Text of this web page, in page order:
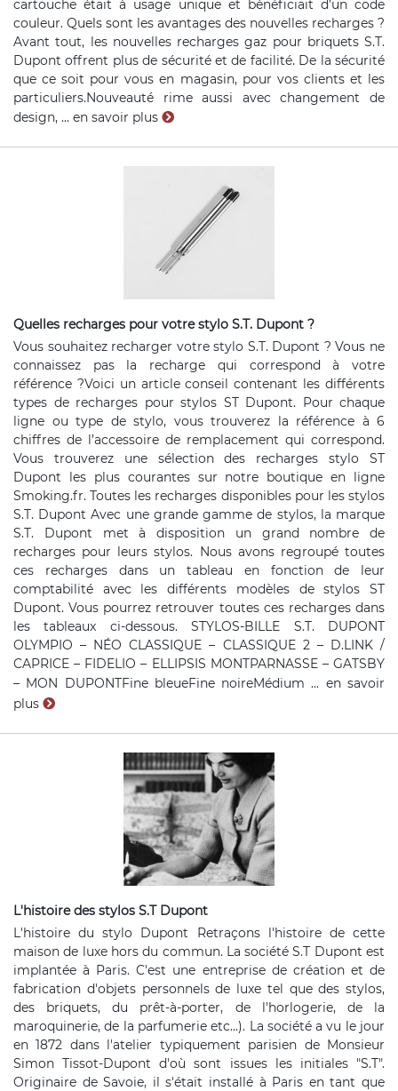
cartouche était à usage unique et bénéficiait d’un code
couleur. Quels sont les avantages des nouvelles recharges ?
Avant tout, les nouvelles recharges gaz pour briquets S.T.
Dupont offrent plus de sécurité et de facilité. De la sécurité
que ce soit pour vous en magasin, pour vos clients et les
particuliers.Nouveauté rime aussi avec changement de
design, ... en savoir plus
Quelles recharges pour votre stylo S.T. Dupont ?
Vous souhaitez recharger votre stylo S.T. Dupont ? Vous ne
connaissez pas la recharge qui correspond à votre
référence ?Voici un article conseil contenant les différents
types de recharges pour stylos ST Dupont. Pour chaque
ligne ou type de stylo, vous trouverez la référence à 6
chiffres de l’accessoire de remplacement qui correspond.
Vous trouverez une sélection des recharges stylo ST
Dupont les plus courantes sur notre boutique en ligne
Smoking.fr. Toutes les recharges disponibles pour les stylos
S.T. Dupont Avec une grande gamme de stylos, la marque
S.T. Dupont met à disposition un grand nombre de
recharges pour leurs stylos. Nous avons regroupé toutes
ces recharges dans un tableau en fonction de leur
comptabilité avec les différents modèles de stylos ST
Dupont. Vous pourrez retrouver toutes ces recharges dans
les tableaux ci-dessous. STYLOS-BILLE S.T. DUPONT
OLYMPIO – NÉO CLASSIQUE – CLASSIQUE 2 – D.LINK /
CAPRICE – FIDELIO – ELLIPSIS MONTPARNASSE – GATSBY
– MON DUPONTFine bleueFine noireMédium ... en savoir
plus
L'histoire des stylos S.T Dupont
L'histoire du stylo Dupont Retraçons l'histoire de cette
maison de luxe hors du commun. La société S.T Dupont est
implantée à Paris. C'est une entreprise de création et de
fabrication d'objets personnels de luxe tel que des stylos,
des briquets, du prêt-à-porter, de l'horlogerie, de la
maroquinerie, de la parfumerie etc...). La société a vu le jour
en 1872 dans l'atelier typiquement parisien de Monsieur
Simon Tissot-Dupont d'où sont issues les initiales "S.T".
Originaire de Savoie, il s'était installé à Paris en tant que